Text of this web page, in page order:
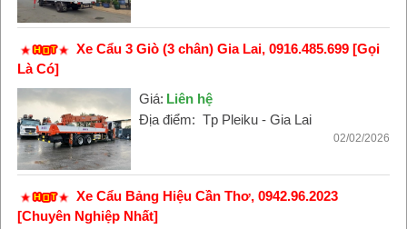
Xe Cẩu 3 Giò (3 chân) Gia Lai, 0916.485.699 [Gọi
Là Có]
Giá: Liên hệ
Địa điểm: Tp Pleiku - Gia Lai
02/02/2026
Xe Cẩu Bảng Hiệu Cần Thơ, 0942.96.2023
[Chuyên Nghiệp Nhất]